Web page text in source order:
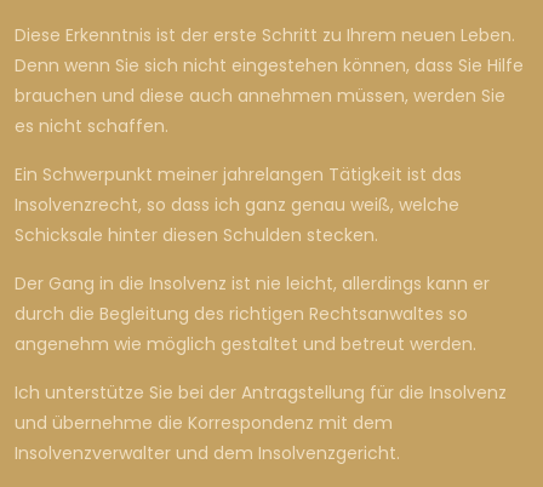
Diese Erkenntnis ist der erste Schritt zu Ihrem neuen Leben.
Denn wenn Sie sich nicht eingestehen können, dass Sie Hilfe
brauchen und diese auch annehmen müssen, werden Sie
es nicht schaffen.
Ein Schwerpunkt meiner jahrelangen Tätigkeit ist das
Insolvenzrecht, so dass ich ganz genau weiß, welche
Schicksale hinter diesen Schulden stecken.
Der Gang in die Insolvenz ist nie leicht, allerdings kann er
durch die Begleitung des richtigen Rechtsanwaltes so
angenehm wie möglich gestaltet und betreut werden.
Ich unterstütze Sie bei der Antragstellung für die Insolvenz
und übernehme die Korrespondenz mit dem
Insolvenzverwalter und dem Insolvenzgericht.